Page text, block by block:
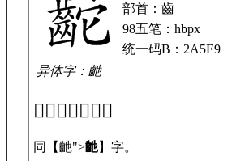
部首：齒
98五笔：hbpx
统一码B：2A5E9
异体字：䶔
「𪗩」基本解释
同【䶔">䶔】字。